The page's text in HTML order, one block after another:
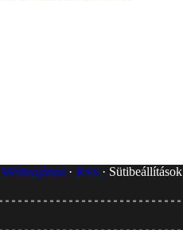
Médiaajánlat RSS
Sütibeállítások